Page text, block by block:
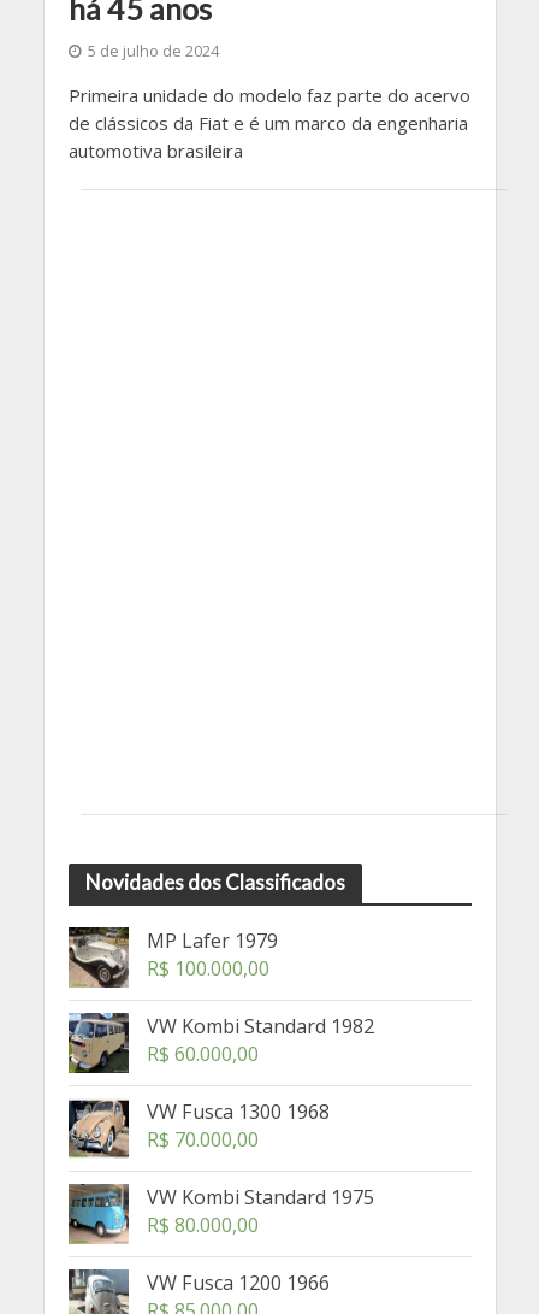
há 45 anos
5 de julho de 2024
Primeira unidade do modelo faz parte do acervo
de clássicos da Fiat e é um marco da engenharia
automotiva brasileira
Novidades dos Classificados
MP Lafer 1979
R$ 100.000,00
VW Kombi Standard 1982
R$ 60.000,00
VW Fusca 1300 1968
R$ 70.000,00
VW Kombi Standard 1975
R$ 80.000,00
VW Fusca 1200 1966